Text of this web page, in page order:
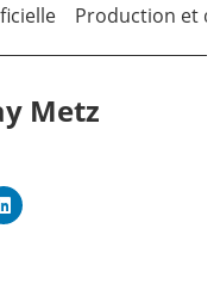
Production et
Metz